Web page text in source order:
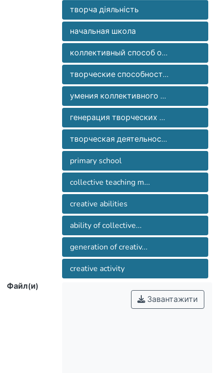
творча діяльність
начальная школа
коллективный способ о...
творческие способност...
умения коллективного ...
генерация творческих ...
творческая деятельнос...
primary school
collective teaching m...
creative abilities
ability of collective...
generation of creativ...
creative activity
Файл(и)
Завантажити